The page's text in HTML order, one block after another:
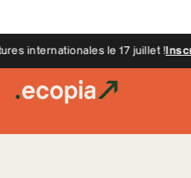
internationales le 17 juillet !